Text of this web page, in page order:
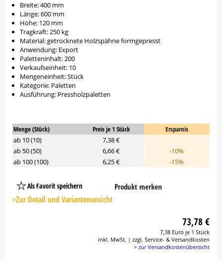
Breite: 400 mm
Länge: 600 mm
Höhe: 120 mm
Tragkraft: 250 kg
Material: getrocknete Holzspähne formgepresst
Anwendung: Export
Paletteninhalt: 200
Verkaufseinheit: 10
Mengeneinheit: Stück
Kategorie: Paletten
Ausführung: Pressholzpaletten
Menge (Stück) Preis je 1 Stück
Ersparnis
ab 10 (10)
7,38 €
ab 50 (50)
6,66 €
-10%
ab 100 (100)
6,25 € -15%
Als Favorit speichern
Platzhalter
Button
Produkt merken
>Zur Detail und Variantenansicht
73,78 €
7,38 Euro je 1 Stück
inkl. MwSt. | zzgl. Service- & Versandkosten
> zur Versandkostenübersicht